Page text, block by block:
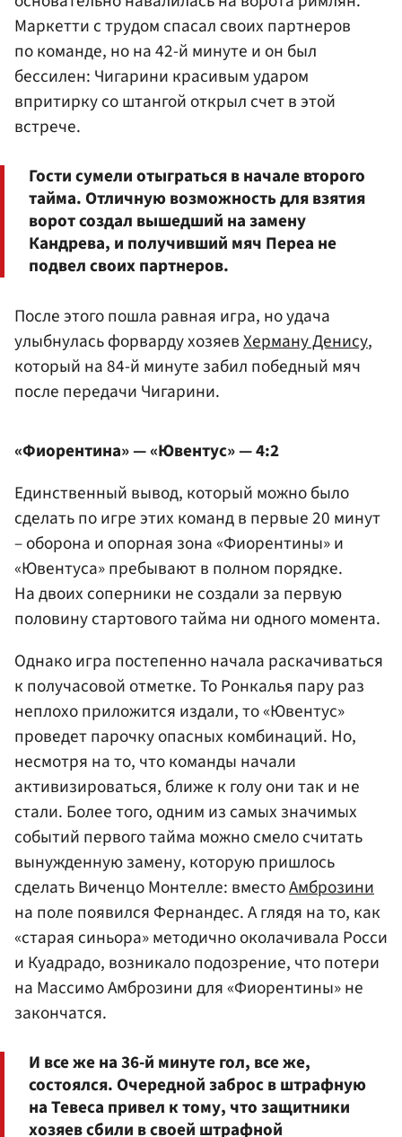
Маркетти с трудом спасал своих партнеров
по команде, но на 42-й минуте и он был
бессилен: Чигарини красивым ударом
впритирку со штангой открыл счет в этой
встрече.
Гости сумели отыграться в начале второго
тайма. Отличную возможность для взятия
ворот создал вышедший на замену
Кандрева, и получивший мяч Переа не
подвел своих партнеров.
После этого пошла равная игра, но удача
улыбнулась форварду хозяевХерману Денису,
который на 84-й минуте забил победный мяч
после передачи Чигарини.
«Фиорентина» — «Ювентус» — 4:2
Единственный вывод, который можно было
сделать по игре этих команд в первые 20 минут
– оборона и опорная зона «Фиорентины» и
«Ювентуса» пребывают в полном порядке.
На двоих соперники не создали за первую
половину стартового тайма ни одного момента.
Однако игра постепенно начала раскачиваться
к получасовой отметке. То Ронкалья пару раз
неплохо приложится издали, то «Ювентус»
проведет парочку опасных комбинаций. Но,
несмотря на то, что команды начали
активизироваться, ближе к голу они так и не
стали. Более того, одним из самых значимых
событий первого тайма можно смело считать
вынужденную замену, которую пришлось
сделать Виченцо Монтелле: вместоАмброзини
на поле появился Фернандес. А глядя на то, как
«старая синьора» методично околачивала Росси
и Куадрадо, возникало подозрение, что потери
на Массимо Амброзини для «Фиорентины» не
закончатся.
И все же на 36-й минуте гол, все же,
состоялся. Очередной заброс в штрафную
на Тевеса привел к тому, что защитники
хозяев сбили в своей штрафной